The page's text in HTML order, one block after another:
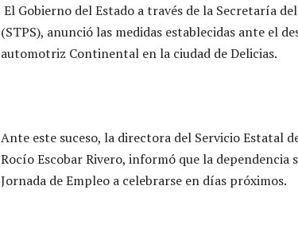
El Gobierno del Estado a través de la Secretaría
(STPS), anunció las medidas establecidas ante el
automotriz Continental en la ciudad de Delicias.
Ante este suceso, la directora del Servicio Estatal
Rocío Escobar Rivero, informó que la dependencia
Jornada de Empleo a celebrarse en días próximos.